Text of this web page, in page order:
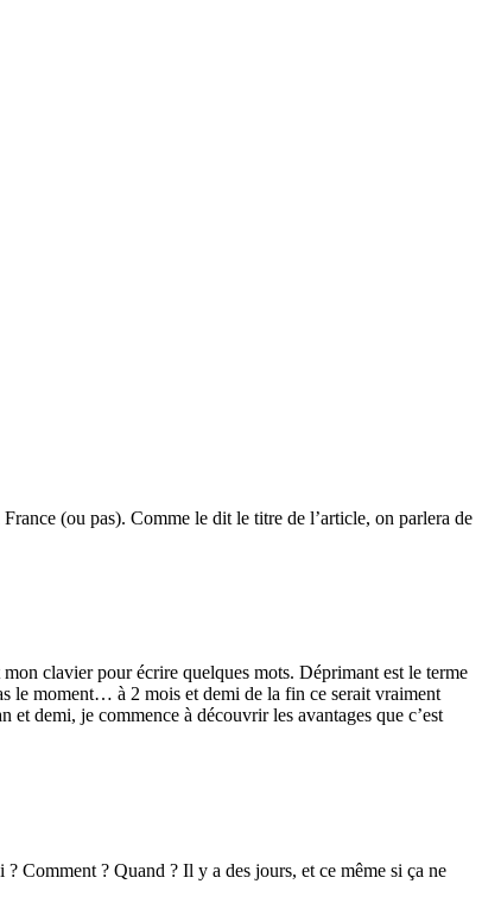
(ou pas). Comme le dit le titre de l’article, on parlera de
clavier pour écrire quelques mots. Déprimant est le terme
le moment… à 2 mois et demi de la fin ce serait vraiment
demi, je commence à découvrir les avantages que c’est
Comment ? Quand ? Il y a des jours, et ce même si ça ne